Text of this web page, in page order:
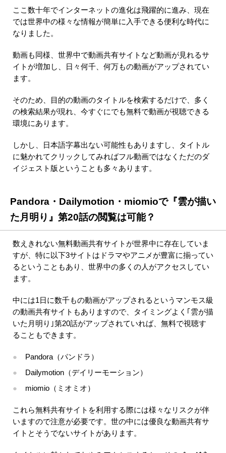
ここ数十年でインターネットの進化は飛躍的に進み、現在
では世界中の様々な情報が簡単に入手できる便利な時代に
なりました。
動画も同様、世界中で動画共有サイトなど動画が見れるサ
イトが増加し、日々何千、何万もの動画がアップされてい
ます。
そのため、目的の動画のタイトルを検索するだけで、多く
の検索結果が現れ、今すぐにでも無料で動画が視聴できる
環境にあります。
しかし、日本語字幕出ない可能性もありますし、タイトル
に魅かれてクリックしてみればフル動画ではなくただのダ
イジェスト版ということも多々あります。
Pandora・Dailymotion・miomioで『雲が描い
た月明り』第20話の閲覧は可能？
数えきれない無料動画共有サイトが世界中に存在していま
すが、特に以下3サイトはドラマやアニメが豊富に揃ってい
るということもあり、世界中の多くの人がアクセスしてい
ます。
中には1日に数千もの動画がアップされるというマンモス級
の動画共有サイトもありますので、タイミングよく｢雲が描
いた月明り｣第20話がアップされていれば、無料で視聴す
ることもできます。
Pandora（パンドラ）
Dailymotion（デイリーモーション）
miomio（ミオミオ）
これら無料共有サイトを利用する際には様々なリスクが伴
いますので注意が必要です。世の中には優良な動画共有サ
イトとそうでないサイトがあります。